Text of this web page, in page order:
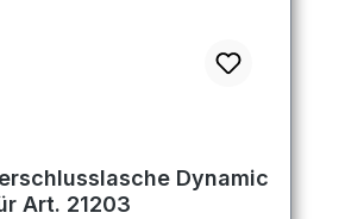
Dynamic
Art. 21203